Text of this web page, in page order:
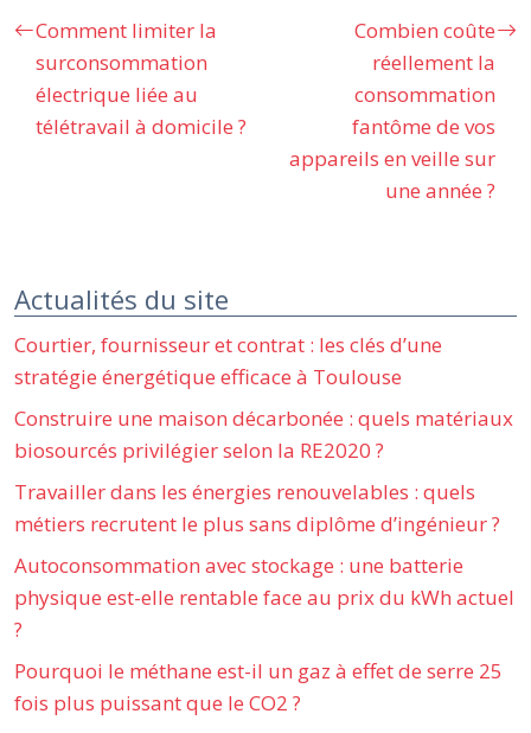
Comment limiter la
surconsommation
électrique liée au
télétravail à domicile ?
Combien coûte
réellement la
consommation
fantôme de vos
appareils en veille sur
une année ?
Actualités du site
Courtier, fournisseur et contrat : les clés d’une
stratégie énergétique efficace à Toulouse
Construire une maison décarbonée : quels matériaux
biosourcés privilégier selon la RE2020 ?
Travailler dans les énergies renouvelables : quels
métiers recrutent le plus sans diplôme d’ingénieur ?
Autoconsommation avec stockage : une batterie
physique est-elle rentable face au prix du kWh actuel
?
Pourquoi le méthane est-il un gaz à effet de serre 25
fois plus puissant que le CO2 ?